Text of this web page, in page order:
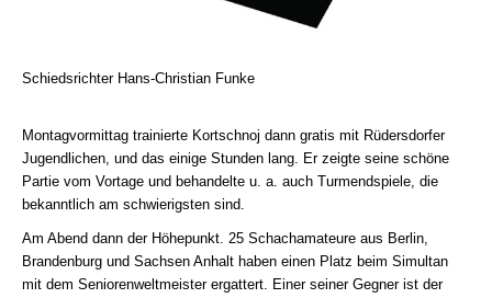
Schiedsrichter Hans-Christian Funke
Montagvormittag trainierte Kortschnoj dann gratis mit Rüdersdorfer
Jugendlichen, und das einige Stunden lang. Er zeigte seine schöne
Partie vom Vortage und behandelte u. a. auch Turmendspiele, die
bekanntlich am schwierigsten sind.
Am Abend dann der Höhepunkt. 25 Schachamateure aus Berlin,
Brandenburg und Sachsen Anhalt haben einen Platz beim Simultan
mit dem Seniorenweltmeister ergattert. Einer seiner Gegner ist der